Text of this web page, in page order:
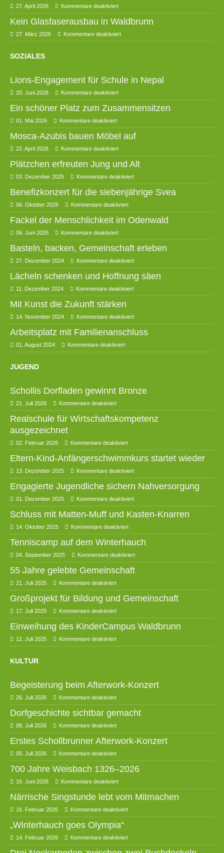
27. April 2026 Kommentare deaktiviert
Kein Glasfaserausbau in Waldbrunn
27. März 2026 Kommentare deaktiviert
SOZIALES
Lions-Engagement für Schule in Nepal
20. Juni 2026 Kommentare deaktiviert
Ein schöner Platz zum Zusammensitzen
01. Mai 2026 Kommentare deaktiviert
Mosca-Azubis bauen Möbel auf
22. April 2026 Kommentare deaktiviert
Plätzchen erfreuten Jung und Alt
03. Dezember 2025 Kommentare deaktiviert
Benefizkonzert für die siebenjährige Svea
06. Oktober 2025 Kommentare deaktiviert
Fackel der Menschlichkeit im Odenwald
06. Juni 2025 Kommentare deaktiviert
Basteln, backen, Gemeinschaft erleben
27. Dezember 2024 Kommentare deaktiviert
Lächeln schenken und Hoffnung säen
11. Dezember 2024 Kommentare deaktiviert
Mit Kunst die Zukunft stärken
14. November 2024 Kommentare deaktiviert
Arbeitsplatz mit Familienanschluss
01. August 2024 Kommentare deaktiviert
JUGEND
Schollis Dorfladen gewinnt Bronze
21. Juli 2026 Kommentare deaktiviert
Realschule für Wirtschaftskompetenz
ausgezeichnet
02. Februar 2026 Kommentare deaktiviert
Eltern-Kind-Anfängerschwimmkurs startet wieder
13. Dezember 2025 Kommentare deaktiviert
Engagierte Jugendliche sichern Nahversorgung
01. Dezember 2025 Kommentare deaktiviert
Schluss mit Matten-Muff und Kasten-Knarren
14. Oktober 2025 Kommentare deaktiviert
Tenniscamp auf dem Winterhauch
04. September 2025 Kommentare deaktiviert
55 Jahre gelebte Gemeinschaft
21. Juli 2025 Kommentare deaktiviert
Großprojekt für Bildung und Gemeinschaft
17. Juli 2025 Kommentare deaktiviert
Einweihung des KinderCampus Waldbrunn
12. Juli 2025 Kommentare deaktiviert
KULTUR
Begeisterung beim Afterwork-Konzert
26. Juli 2026 Kommentare deaktiviert
Dorfgeschichte sichtbar gemacht
08. Juli 2026 Kommentare deaktiviert
Erstes Schollbrunner Afterwork-Konzert
05. Juli 2026 Kommentare deaktiviert
700 Jahre Weisbach 1326–2026
16. Juni 2026 Kommentare deaktiviert
Närrische Singstunde lebt vom Mitmachen
16. Februar 2026 Kommentare deaktiviert
„Winterhauch goes Olympia“
14. Februar 2026 Kommentare deaktiviert